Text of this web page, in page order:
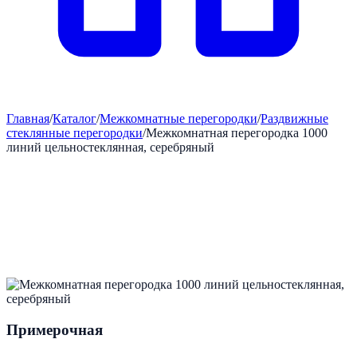
Главная/Каталог/Межкомнатные перегородки/Раздвижные
стеклянные перегородки/Межкомнатная перегородка 1000
линий цельностеклянная, серебряный
Примерочная